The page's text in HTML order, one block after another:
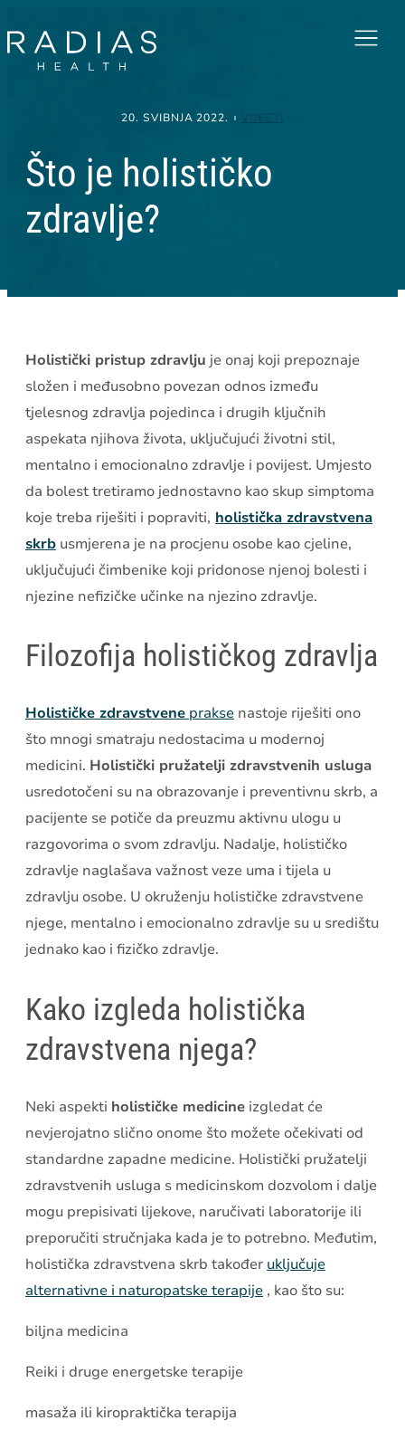
Menu
20. SVIBNJA 2022. VIJESTI
Što je holističko
zdravlje?
Holistički pristup zdravlju je onaj koji prepoznaje
složen i međusobno povezan odnos između
tjelesnog zdravlja pojedinca i drugih ključnih
aspekata njihova života, uključujući životni stil,
mentalno i emocionalno zdravlje i povijest. Umjesto
da bolest tretiramo jednostavno kao skup simptoma
koje treba riješiti i popraviti, holistička zdravstvena
skrb usmjerena je na procjenu osobe kao cjeline,
uključujući čimbenike koji pridonose njenoj bolesti i
njezine nefizičke učinke na njezino zdravlje.
Filozofija holističkog zdravlja
Holističke zdravstveneprakse nastoje riješiti ono
što mnogi smatraju nedostacima u modernoj
medicini. Holistički pružatelji zdravstvenih usluga
usredotočeni su na obrazovanje i preventivnu skrb, a
pacijente se potiče da preuzmu aktivnu ulogu u
razgovorima o svom zdravlju. Nadalje, holističko
zdravlje naglašava važnost veze uma i tijela u
zdravlju osobe. U okruženju holističke zdravstvene
njege, mentalno i emocionalno zdravlje su u središtu
jednako kao i fizičko zdravlje.
Kako izgleda holistička
zdravstvena njega?
Neki aspekti holističke medicine izgledat će
nevjerojatno slično onome što možete očekivati ​​od
standardne zapadne medicine. Holistički pružatelji
zdravstvenih usluga s medicinskom dozvolom i dalje
mogu prepisivati ​​lijekove, naručivati ​​laboratorije ili
preporučiti stručnjaka kada je to potrebno. Međutim,
holistička zdravstvena skrb također uključuje
alternativne i naturopatske terapije , kao što su:
biljna medicina
Reiki i druge energetske terapije
masaža ili kiropraktička terapija